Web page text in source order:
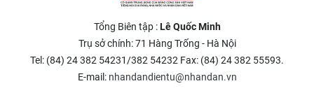
Tổng Biên tập :Lê Quốc Minh
Trụ sở chính: 71 Hàng Trống - Hà Nội
Tel: (84) 24 382 54231/382 54232 Fax: (84) 24 382 55593.
E-mail: nhandandientu@nhandan.vn